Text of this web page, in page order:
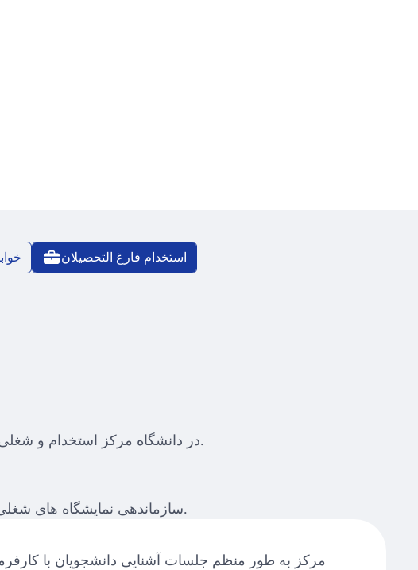
استخدام فارغ التحصیلان
در دانشگاه مرکز استخدام و شغلی فعالیت می کند که به دانشجویان و فارغ التحصیلان در یافتن شغل، کارآموزی و توسعه شغلی کمک می کند.
سازماندهی نمایشگاه های شغلی، سمینارها، آموزش های جستجوی شغل و مصاحبه، سازماندهی دوره های تخصصی و کنفرانس های شغلی.
مرکز به طور منظم جلسات آشنایی دانشجویان با